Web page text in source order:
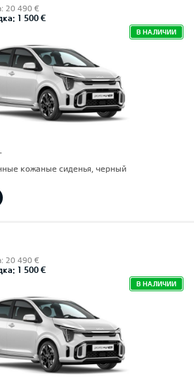
20 490 €
1 500 €
В НАЛИЧИИ
кожаные сиденья, черный
20 490 €
1 500 €
В НАЛИЧИИ